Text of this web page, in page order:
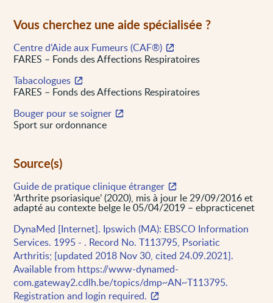
Vous cherchez une aide spécialisée ?
Centre d’Aide aux Fumeurs (CAF®)
FARES – Fonds des Affections Respiratoires
Tabacologues
FARES – Fonds des Affections Respiratoires
Bouger pour se soigner
Sport sur ordonnance
Source(s)
Guide de pratique clinique étranger
‘Arthrite psoriasique’ (2020), mis à jour le 29/09/2016 et
adapté au contexte belge le 05/04/2019 – ebpracticenet
DynaMed [Internet]. Ipswich (MA): EBSCO Information
Services. 1995 - . Record No. T113795, Psoriatic
Arthritis; [updated 2018 Nov 30, cited 24.09.2021].
Available from https://www-dynamed-
com.gateway2.cdlh.be/topics/dmp~AN~T113795.
Registration and login required.